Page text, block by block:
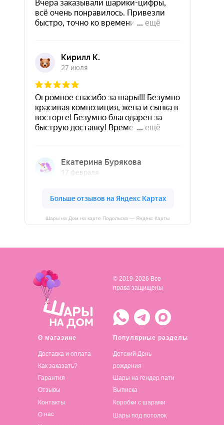
Шары на Дом на карте Подольска — Яндекс Карты
О магазине
Доставка и оплата
Популярные разделы
Детский День
рождения
© 2019-2026 Все
права защищены
Как заказать?
Гарантия
Отзывы
Контакты
О нас
Шары на гендер пати
Выписка
Коробки с шарами
Шары под потолок